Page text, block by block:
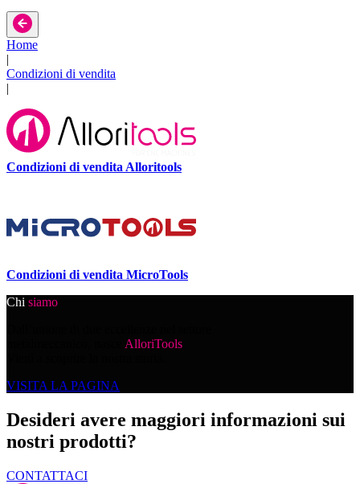
Home
|
Condizioni di vendita
|
Condizioni di vendita Alloritools
Condizioni di vendita MicroTools
Chi siamo
AlloriTools
VISITA LA PAGINA
Desideri avere maggiori informazioni sui
nostri prodotti?
CONTATTACI